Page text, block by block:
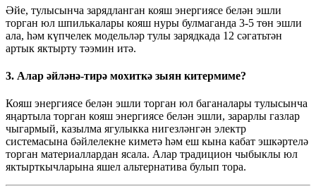
Әйе, тулысынча зарядланган кояш энергиясе белән эшли
торган юл шпилькалары кояш нуры булмаганда 3-5 төн эшли
ала, һәм күпчелек модельләр тулы зарядкада 12 сәгатьтән
артык яктырту тәэмин итә.
3. Алар әйләнә-тирә мохиткә зыян китермиме?
Кояш энергиясе белән эшли торган юл баганалары тулысынча
яңартыла торган кояш энергиясе белән эшли, зарарлы газлар
чыгармый, казылма ягулыкка нигезләнгән электр
системасына бәйлелекне киметә һәм еш кына кабат эшкәртелә
торган материаллардан ясала. Алар традицион чыбыклы юл
яктырткычларына яшел альтернатива булып тора.